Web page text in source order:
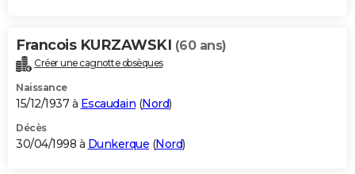
Francois KURZAWSKI (60 ans)
Créer une cagnotte obsèques
Naissance
15/12/1937 à Escaudain (Nord)
Décès
30/04/1998 à Dunkerque (Nord)